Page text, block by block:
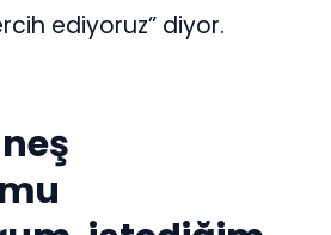
ediyoruz” diyor.